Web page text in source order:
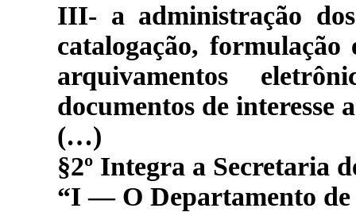
III- a administração
catalogação, formulação
arquivamentos
documentos de
(…)
§2º Integra a Secretaria
“I — O Departamento